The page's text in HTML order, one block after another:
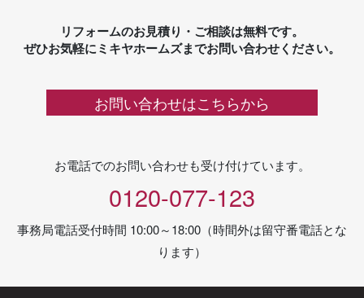
リフォームのお見積り・ご相談は無料です。
ぜひお気軽にミキヤホームズまでお問い合わせください。
お問い合わせはこちらから
お電話でのお問い合わせも受け付けています。
0120-077-123
事務局電話受付時間 10:00～18:00（時間外は留守番電話とな
ります）